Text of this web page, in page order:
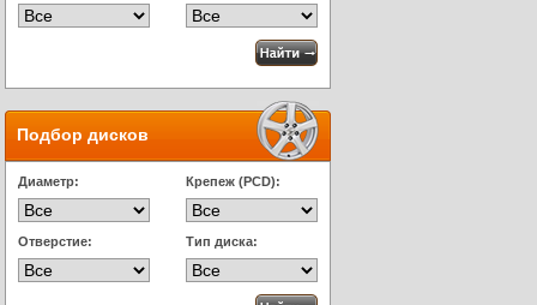
Подбор дисков
Диаметр: Крепеж (PCD):
Отверстие: Тип диска: